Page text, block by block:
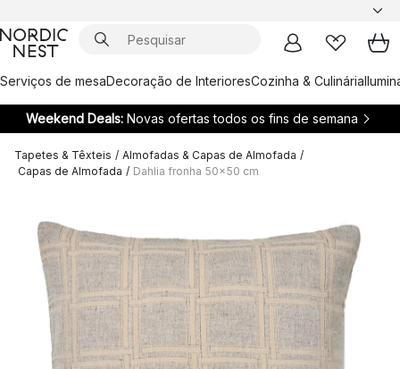
Serviços de mesaDecoração de InterioresCozinha & Culinária
Weekend Deals: Novas ofertas todos os fins de semana
Tapetes & Têxteis / Almofadas & Capas de Almofada /
Capas de Almofada / Dahlia fronha 50x50 cm